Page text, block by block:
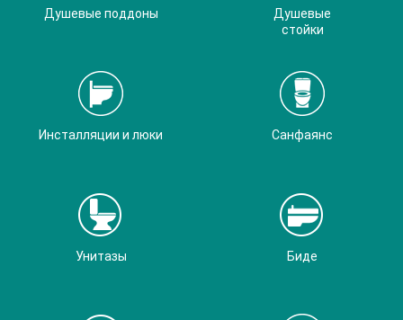
Душевые поддоны
Душевые
стойки
Инсталляции и люки Санфаянс
Унитазы Биде